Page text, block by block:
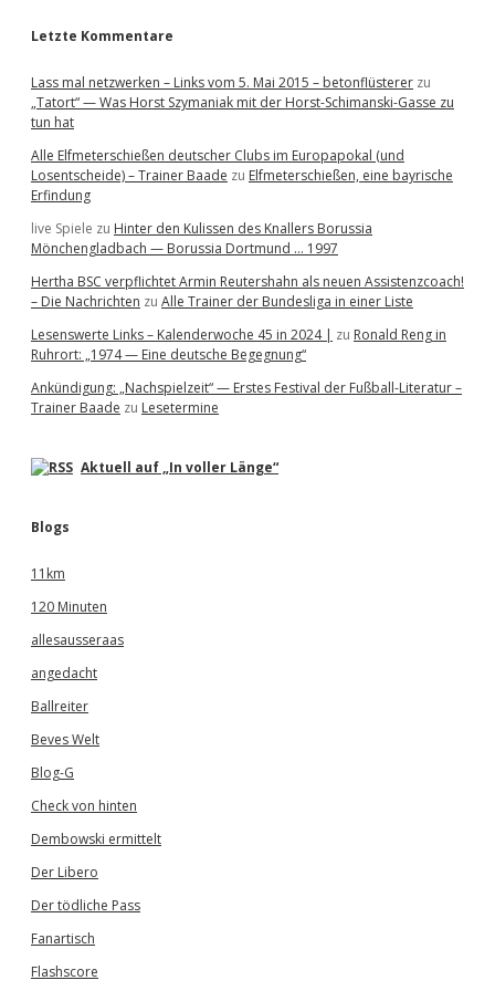
Letzte Kommentare
Lass mal netzwerken – Links vom 5. Mai 2015 – betonflüsterer zu
„Tatort“ — Was Horst Szymaniak mit der Horst-Schimanski-Gasse zu
tun hat
Alle Elfmeterschießen deutscher Clubs im Europapokal (und
Losentscheide) – Trainer Baade zu Elfmeterschießen, eine bayrische
Erfindung
live Spiele zu Hinter den Kulissen des Knallers Borussia
Mönchengladbach — Borussia Dortmund … 1997
Hertha BSC verpflichtet Armin Reutershahn als neuen Assistenzcoach!
– Die Nachrichten zu Alle Trainer der Bundesliga in einer Liste
Lesenswerte Links – Kalenderwoche 45 in 2024 | zu Ronald Reng in
Ruhrort: „1974 — Eine deutsche Begegnung“
Ankündigung: „Nachspielzeit“ — Erstes Festival der Fußball-Literatur –
Trainer Baade zu Lesetermine
Aktuell auf „In voller Länge“
Blogs
11km
120 Minuten
allesausseraas
angedacht
Ballreiter
Beves Welt
Blog-G
Check von hinten
Dembowski ermittelt
Der Libero
Der tödliche Pass
Fanartisch
Flashscore